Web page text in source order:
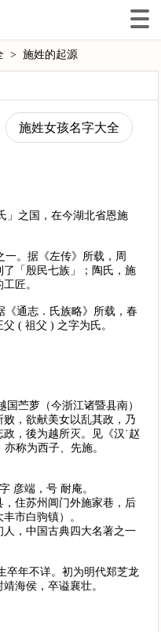
> 施姓的起源
施姓女孩名字大全
」之国，在今湖北省恩施
一。据《左传》所载，周
「殷民七族」；陶氏，施
匠。
《通志．氏族略》所载，春
( 祖父 ) 之字为氏。
苎萝（今浙江诸暨县南）
，欲献美女以乱其政，乃
，後为越所灭。见《汉˙赵
称为西子、先施。
彦端，号 耐庵。
住苏州阊门外施家巷，后
市白驹镇）。
，中国古典四大名著之一
卒年不详。初为明代郑芝龙
海侯，卒谥襄壮。